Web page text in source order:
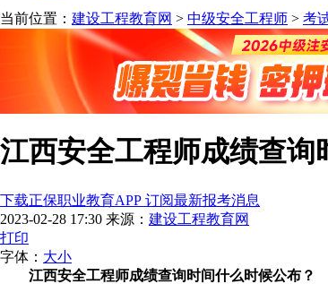
当前位置： 建设工程教育网 > 中级安全工程师 > 考
江西安全工程师成绩查询
下载正保职业教育APP 订阅最新报考消息
2023-02-28 17:30 来源： 建设工程教育网
打印
字体： 大小
江西安全工程师成绩查询时间什么时候公布？